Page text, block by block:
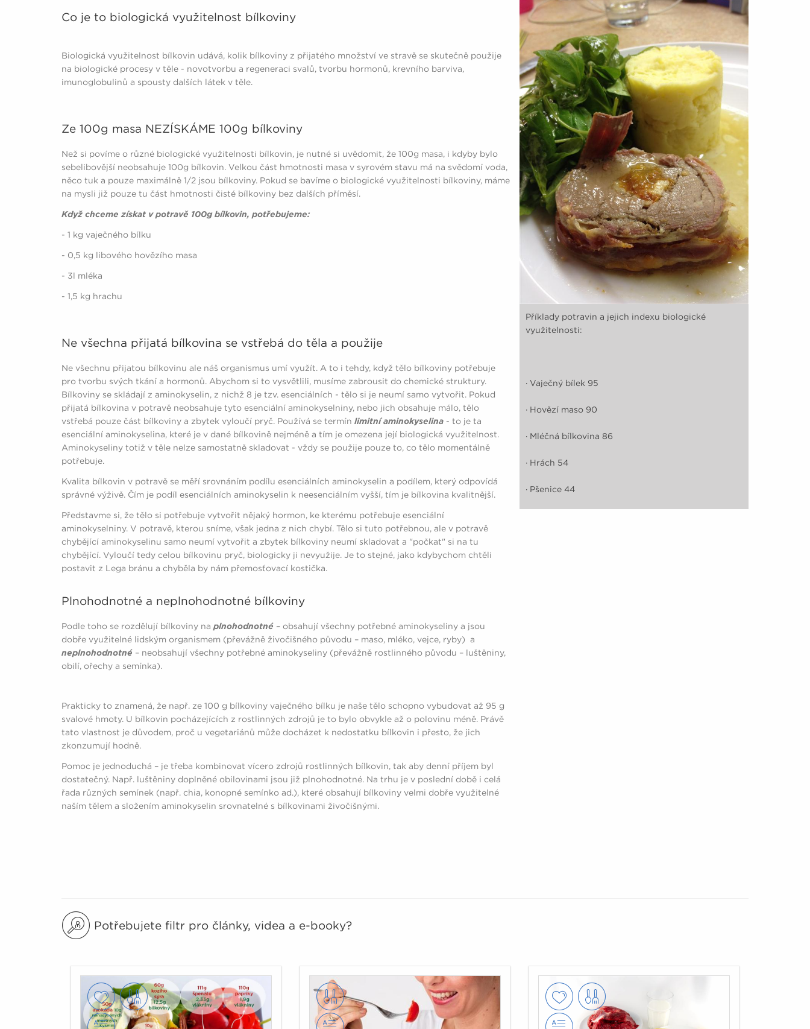
zlepšení životního stylu.
Co je to biologická využitelnost bílkoviny
Biologická využitelnost bílkovin udává, kolik bílkoviny z přijatého množství ve stravě se skutečně použije
na biologické procesy v těle - novotvorbu a regeneraci svalů, tvorbu hormonů, krevního barviva,
imunoglobulinů a spousty dalších látek v těle.
Ze 100g masa NEZÍSKÁME 100g bílkoviny
Než si povíme o různé biologické využitelnosti bílkovin, je nutné si uvědomit, že 100g masa, i kdyby bylo
sebelibovější neobsahuje 100g bílkovin. Velkou část hmotnosti masa v syrovém stavu má na svědomí voda,
něco tuk a pouze maximálně 1/2 jsou bílkoviny. Pokud se bavíme o biologické využitelnosti bílkoviny, máme
na mysli již pouze tu část hmotnosti čisté bílkoviny bez dalších příměsí.
Když chceme získat v potravě 100g bílkovin, potřebujeme:
- 1 kg vaječného bílku
- 0,5 kg libového hovězího masa
- 3l mléka
- 1,5 kg hrachu
Ne všechna přijatá bílkovina se vstřebá do těla a použije
Ne všechnu přijatou bílkovinu ale náš organismus umí využít. A to i tehdy, když tělo bílkoviny potřebuje
pro tvorbu svých tkání a hormonů. Abychom si to vysvětlili, musíme zabrousit do chemické struktury.
Bílkoviny se skládají z aminokyselin, z nichž 8 je tzv. esenciálních - tělo si je neumí samo vytvořit. Pokud
přijatá bílkovina v potravě neobsahuje tyto esenciální aminokyselniny, nebo jich obsahuje málo, tělo
vstřebá pouze část bílkoviny a zbytek vyloučí pryč. Používá se termín limitní aminokyselina - to je ta
esenciální aminokyselina, které je v dané bílkovině nejméně a tím je omezena její biologická využitelnost.
Aminokyseliny totiž v těle nelze samostatně skladovat - vždy se použije pouze to, co tělo momentálně
potřebuje.
Kvalita bílkovin v potravě se měří srovnáním podílu esenciálních aminokyselin a podílem, který odpovídá
správné výživě. Čím je podíl esenciálních aminokyselin k neesenciálním vyšší, tím je bílkovina kvalitnější.
Představme si, že tělo si potřebuje vytvořit nějaký hormon, ke kterému potřebuje esenciální
aminokyselniny. V potravě, kterou sníme, však jedna z nich chybí. Tělo si tuto potřebnou, ale v potravě
chybějící aminokyselinu samo neumí vytvořit a zbytek bílkoviny neumí skladovat a "počkat" si na tu
chybějící. Vyloučí tedy celou bílkovinu pryč, biologicky ji nevyužije. Je to stejné, jako kdybychom chtěli
postavit z Lega bránu a chyběla by nám přemosťovací kostička.
Plnohodnotné a neplnohodnotné bílkoviny
Podle toho se rozdělují bílkoviny na plnohodnotné – obsahují všechny potřebné aminokyseliny a jsou
dobře využitelné lidským organismem (převážně živočišného původu – maso, mléko, vejce, ryby) a
neplnohodnotné – neobsahují všechny potřebné aminokyseliny (převážně rostlinného původu – luštěniny,
obilí, ořechy a semínka).
Prakticky to znamená, že např. ze 100 g bílkoviny vaječného bílku je naše tělo schopno vybudovat až 95 g
svalové hmoty. U bílkovin pocházejících z rostlinných zdrojů je to bylo obvykle až o polovinu méně. Právě
tato vlastnost je důvodem, proč u vegetariánů může docházet k nedostatku bílkovin i přesto, že jich
zkonzumují hodně.
Pomoc je jednoduchá – je třeba kombinovat vícero zdrojů rostlinných bílkovin, tak aby denní příjem byl
dostatečný. Např. luštěniny doplněné obilovinami jsou již plnohodnotné. Na trhu je v poslední době i celá
řada různých semínek (např. chia, konopné semínko ad.), které obsahují bílkoviny velmi dobře využitelné
naším tělem a složením aminokyselin srovnatelné s bílkovinami živočišnými.
Příklady potravin a jejich indexu biologické
využitelnosti:
· Vaječný bílek 95
· Hovězí maso 90
· Mléčná bílkovina 86
· Hrách 54
· Pšenice 44
Potřebujete filtr pro články, videa a e-booky?